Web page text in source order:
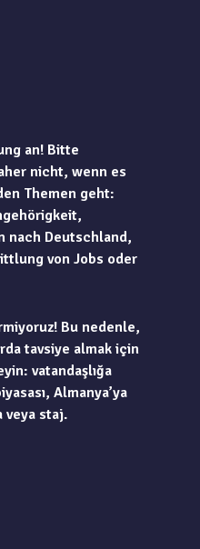
an! Bitte
nicht, wenn es
Themen geht:
nach Deutschland,
von Jobs oder
Bu nedenle,
tavsiye almak için
vatandaşlığa
Almanya’ya
veya staj.